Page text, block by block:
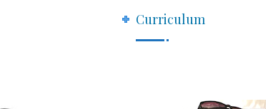
Curriculum